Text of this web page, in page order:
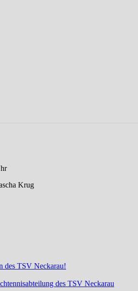
Krug
des TSV Neckarau!
des TSV Neckarau